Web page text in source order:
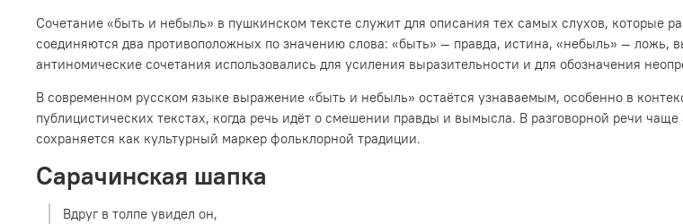
Сочетание «быть и небыль» в пушкинском тексте служит для описания тех самых слухов, которые
соединяются два противоположных по значению слова: «быть» — правда, истина, «небыль» —
антиномические сочетания использовались для усиления выразительности и для обозначения
В современном русском языке выражение «быть и небыль» остаётся узнаваемым, особенно в
публицистических текстах, когда речь идёт о смешении правды и вымысла. В разговорной речи
сохраняется как культурный маркер фольклорной традиции.
Сарачинская шапка
Вдруг в толпе увидел он,